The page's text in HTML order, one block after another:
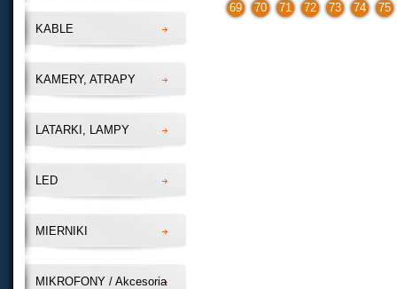
KABLE
KAMERY, ATRAPY
LATARKI, LAMPY
LED
MIERNIKI
MIKROFONY / Akcesoria
69
70 71 72 73 74 75